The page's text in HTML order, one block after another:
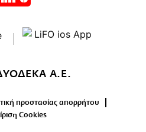
Α.Ε.
προστασίας απορρήτου
Cookies